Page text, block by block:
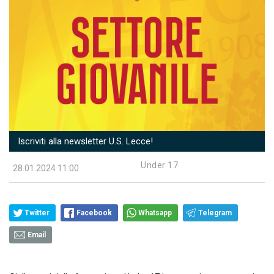
Iscriviti alla newsletter U.S. Lecce!
28.01.2024 11:00 Under 17
Twitter Facebook Whatsapp Telegram
Email